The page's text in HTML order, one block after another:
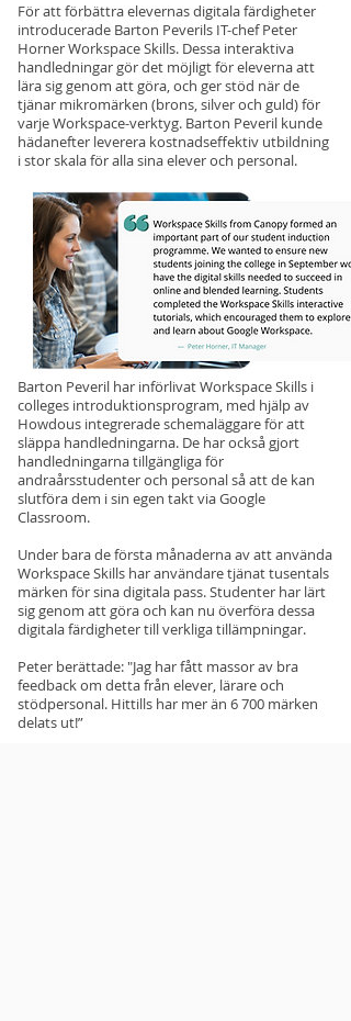
För att förbättra elevernas digitala färdigheter
introducerade Barton Peverils IT-chef Peter
Horner Workspace Skills. Dessa interaktiva
handledningar gör det möjligt för eleverna att
lära sig genom att göra, och ger stöd när de
tjänar mikromärken (brons, silver och guld) för
varje Workspace-verktyg. Barton Peveril kunde
hädanefter leverera kostnadseffektiv utbildning
i stor skala för alla sina elever och personal.
Barton Peveril har införlivat Workspace Skills i
colleges introduktionsprogram, med hjälp av
Howdous integrerade schemaläggare för att
släppa handledningarna. De har också gjort
handledningarna tillgängliga för
andraårsstudenter och personal så att de kan
slutföra dem i sin egen takt via Google
Classroom.
Under bara de första månaderna av att använda
Workspace Skills har användare tjänat tusentals
märken för sina digitala pass. Studenter har lärt
sig genom att göra och kan nu överföra dessa
digitala färdigheter till verkliga tillämpningar.
Peter berättade: "Jag har fått massor av bra
feedback om detta från elever, lärare och
stödpersonal. Hittills har mer än 6 700 märken
delats ut!”